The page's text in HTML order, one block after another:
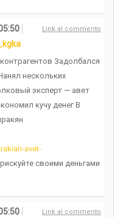
Link al commento
Задолбался
нескольких
эксперт — авет
кучу денег В
avet-
своими деньгами
Link al commento